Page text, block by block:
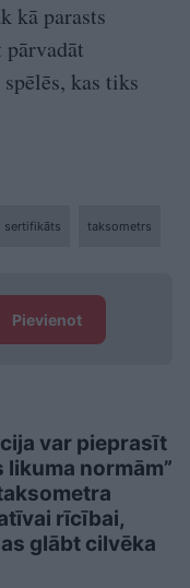
kā parasts
kas tiks
sertifikāts taksometrs
Pievienot
var pieprasīt
normām”
rīcībai,
glābt cilvēka